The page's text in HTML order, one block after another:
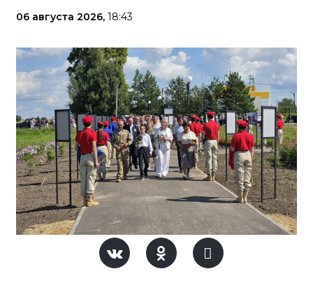
06 августа 2026, 18:43